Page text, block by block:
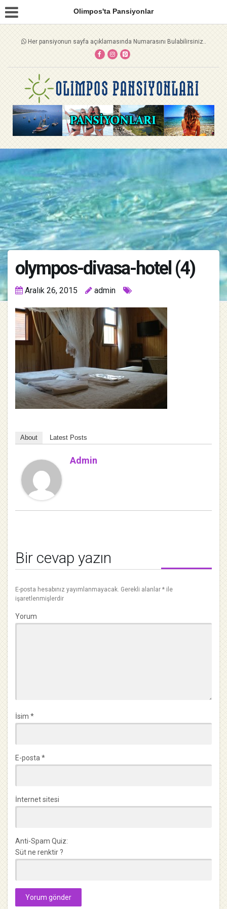
Olimpos'ta Pansiyonlar
Her pansiyonun sayfa açıklamasında Numarasını Bulabilirsiniz..
olympos-divasa-hotel (4)
Aralık 26, 2015 admin
About Latest Posts
Admin
Bir cevap yazın
E-posta hesabınız yayımlanmayacak. Gerekli alanlar * ile
işaretlenmişlerdir
Yorum
İsim *
E-posta *
İnternet sitesi
Anti-Spam Quiz:
Süt ne renktir ?